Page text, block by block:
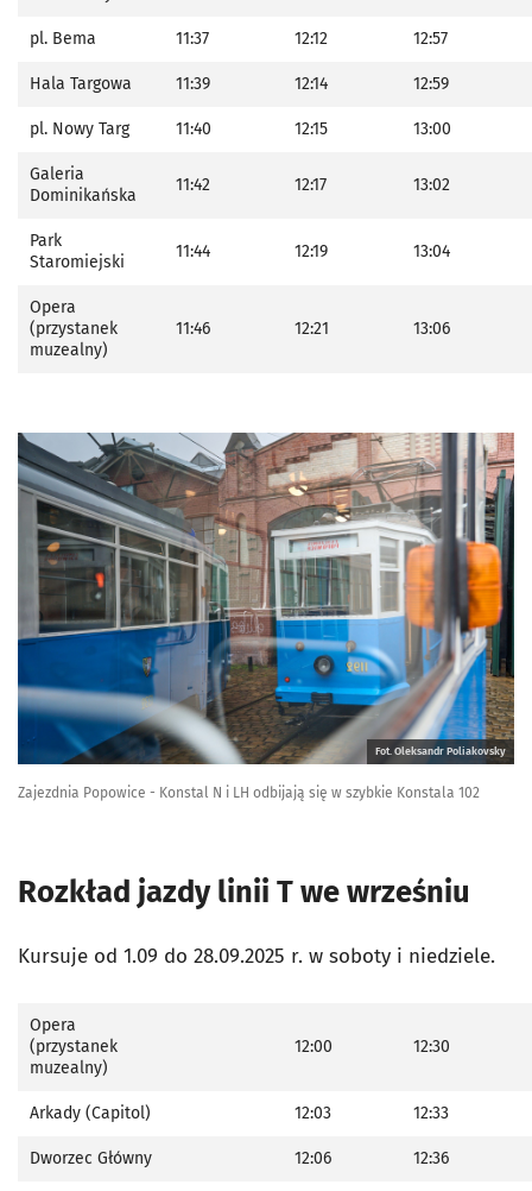
pl. Bema 11:37 12:12 12:57
Hala Targowa 11:39 12:14 12:59
pl. Nowy Targ 11:40 12:15 13:00
Galeria
Dominikańska
11:42 12:17 13:02
Park
Staromiejski
11:44 12:19 13:04
Opera
(przystanek
muzealny)
11:46 12:21 13:06
Fot. Oleksandr Poliakovsky
Zajezdnia Popowice - Konstal N i LH odbijają się w szybkie Konstala 102
Rozkład jazdy linii T we wrześniu
Kursuje od 1.09 do 28.09.2025 r. w soboty i niedziele.
Opera
(przystanek
muzealny)
12:00 12:30
Arkady (Capitol) 12:03 12:33
Dworzec Główny 12:06 12:36